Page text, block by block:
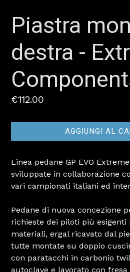
Piastra
destra -
Prezzo
€112.00
AGGIUNGI AL
Linea pedane GP EVO
sviluppate in collaborazione
vari campionati italiani ed
Pedane di nuova concezione
richieste dei piloti più
materiali, ergal ricavato dal
tutte montate su doppio
con paratacchi in carbonio
autoclave e lavorato con